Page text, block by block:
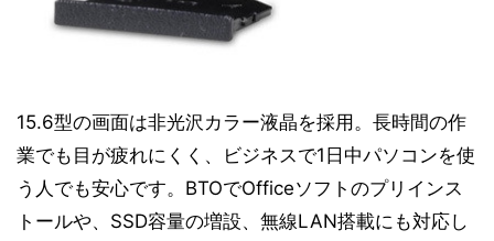
15.6型の画面は非光沢カラー液晶を採用。長時間の作
業でも目が疲れにくく、ビジネスで1日中パソコンを使
う人でも安心です。BTOでOfficeソフトのプリインス
トールや、SSD容量の増設、無線LAN搭載にも対応し